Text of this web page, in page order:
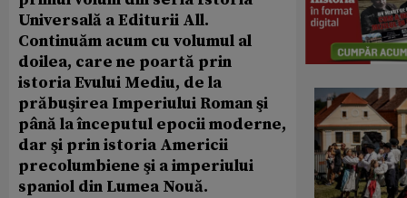
Universală a Editurii All.
Continuăm acum cu volumul al
doilea, care ne poartă prin
istoria Evului Mediu, de la
prăbuşirea Imperiului Roman şi
până la începutul epocii moderne,
dar şi prin istoria Americii
precolumbiene şi a imperiului
spaniol din Lumea Nouă.